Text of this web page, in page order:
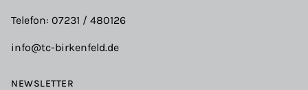
Telefon: 07231 / 480126
info@tc-birkenfeld.de
NEWSLETTER